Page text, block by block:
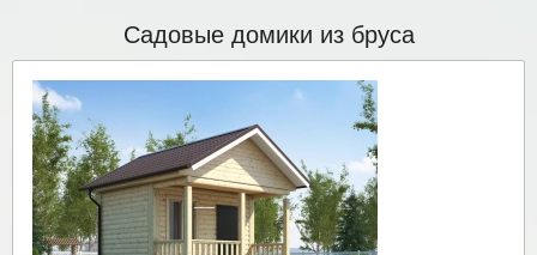
Садовые домики из бруса